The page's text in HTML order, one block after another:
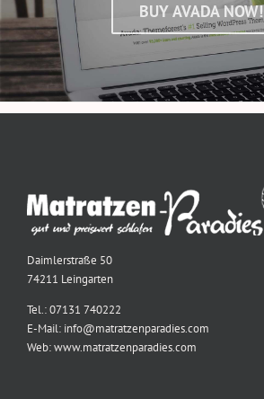
BUY AVADA NOW!
Daimlerstraße 50
74211 Leingarten
Tel.: 07131 740222
E-Mail: info@matratzenparadies.com
Web: www.matratzenparadies.com